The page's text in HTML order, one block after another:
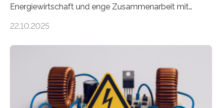
Energiewirtschaft und enge Zusammenarbeit mit
neuen EU-geförderten Transfer-Projekte zu
Energietechnologien werden vom Europäischen
Sozialfonds Plus (ESF+) gefördert – mit einer
Gesamtsumme von mehr als zwei Millionen Euro.
Damit zählt die Hochschule zu den großen
22.10.2025